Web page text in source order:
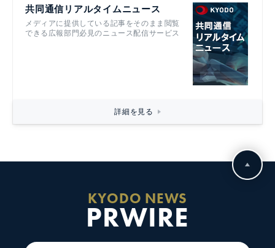
共同通信リアルタイムニュース
メディアに提供している記事をそのまま閲覧
できる広報部門必見のニュース配信サービス
詳細を見る
KYODO NEWS
PRWIRE